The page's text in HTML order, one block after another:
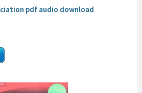
pdf audio download